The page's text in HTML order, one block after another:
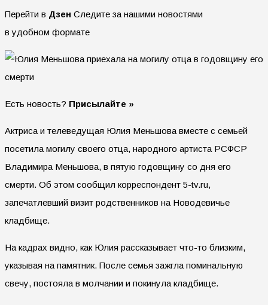
Перейти в Дзен Следите за нашими новостями
в удобном формате
Есть новость? Присылайте »
Актриса и телеведущая Юлия Меньшова вместе с семьей
посетила могилу своего отца, народного артиста РСФСР
Владимира Меньшова, в пятую годовщину со дня его
смерти. Об этом сообщил корреспондент 5-tv.ru,
запечатлевший визит родственников на Новодевичье
кладбище.
На кадрах видно, как Юлия рассказывает что-то близким,
указывая на памятник. После семья зажгла поминальную
свечу, постояла в молчании и покинула кладбище.